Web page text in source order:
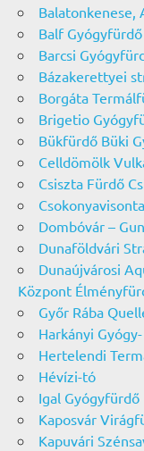
Balatonkenese,
Balf Gyógyfürdő
Barcsi
Bázakerettyei
Borgáta
Brigetio
Bükfürdő Büki
Celldömölk
Csiszta Fürdő
Dombóvár –
Dunaföldvári
Dunaújvárosi
Központ
Győr Rába
Harkányi
Hertelendi
Hévízi-tó
Igal Gyógyfürdő
Kaposvár
Kapuvári